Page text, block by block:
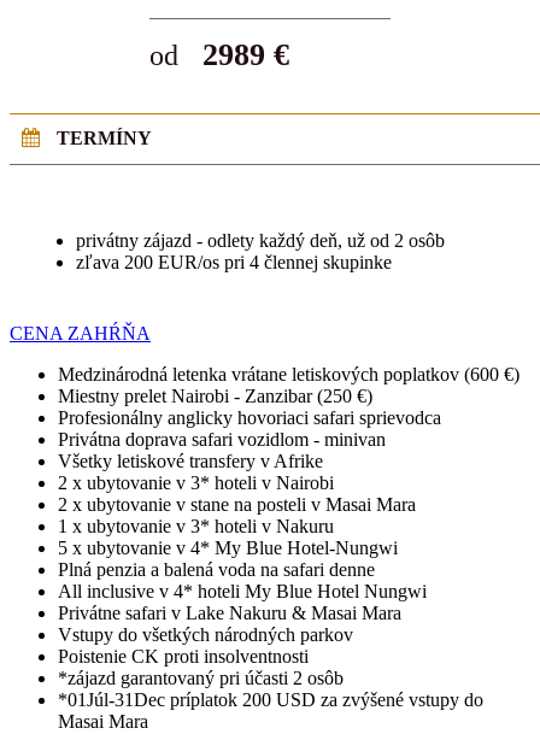
od 2989 €
TERMÍNY
privátny zájazd - odlety každý deň, už od 2 osôb
zľava 200 EUR/os pri 4 člennej skupinke
CENA ZAHŔŇA
Medzinárodná letenka vrátane letiskových poplatkov (600 €)
Miestny prelet Nairobi - Zanzibar (250 €)
Profesionálny anglicky hovoriaci safari sprievodca
Privátna doprava safari vozidlom - minivan
Všetky letiskové transfery v Afrike
2 x ubytovanie v 3* hoteli v Nairobi
2 x ubytovanie v stane na posteli v Masai Mara
1 x ubytovanie v 3* hoteli v Nakuru
5 x ubytovanie v 4* My Blue Hotel-Nungwi
Plná penzia a balená voda na safari denne
All inclusive v 4* hoteli My Blue Hotel Nungwi
Privátne safari v Lake Nakuru & Masai Mara
Vstupy do všetkých národných parkov
Poistenie CK proti insolventnosti
*zájazd garantovaný pri účasti 2 osôb
*01Júl-31Dec príplatok 200 USD za zvýšené vstupy do
Masai Mara